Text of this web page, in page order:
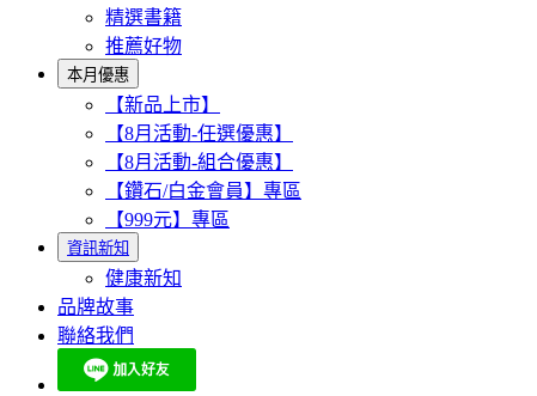
精選書籍
推薦好物
本月優惠
【新品上市】
【8月活動-任選優惠】
【8月活動-組合優惠】
【鑽石/白金會員】專區
【999元】專區
資訊新知
健康新知
品牌故事
聯絡我們